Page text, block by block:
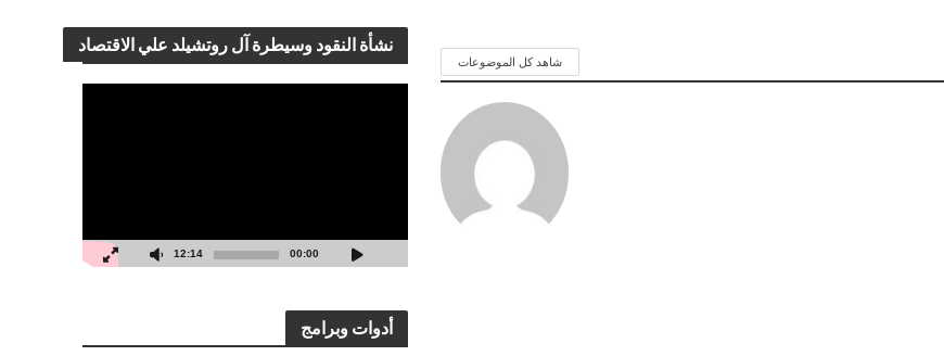
نشأة النقود وسيطرة آل روتشيلد علي الاقتصاد
00:00
12:14
أدوات وبرامج
شاهد كل الموضوعات